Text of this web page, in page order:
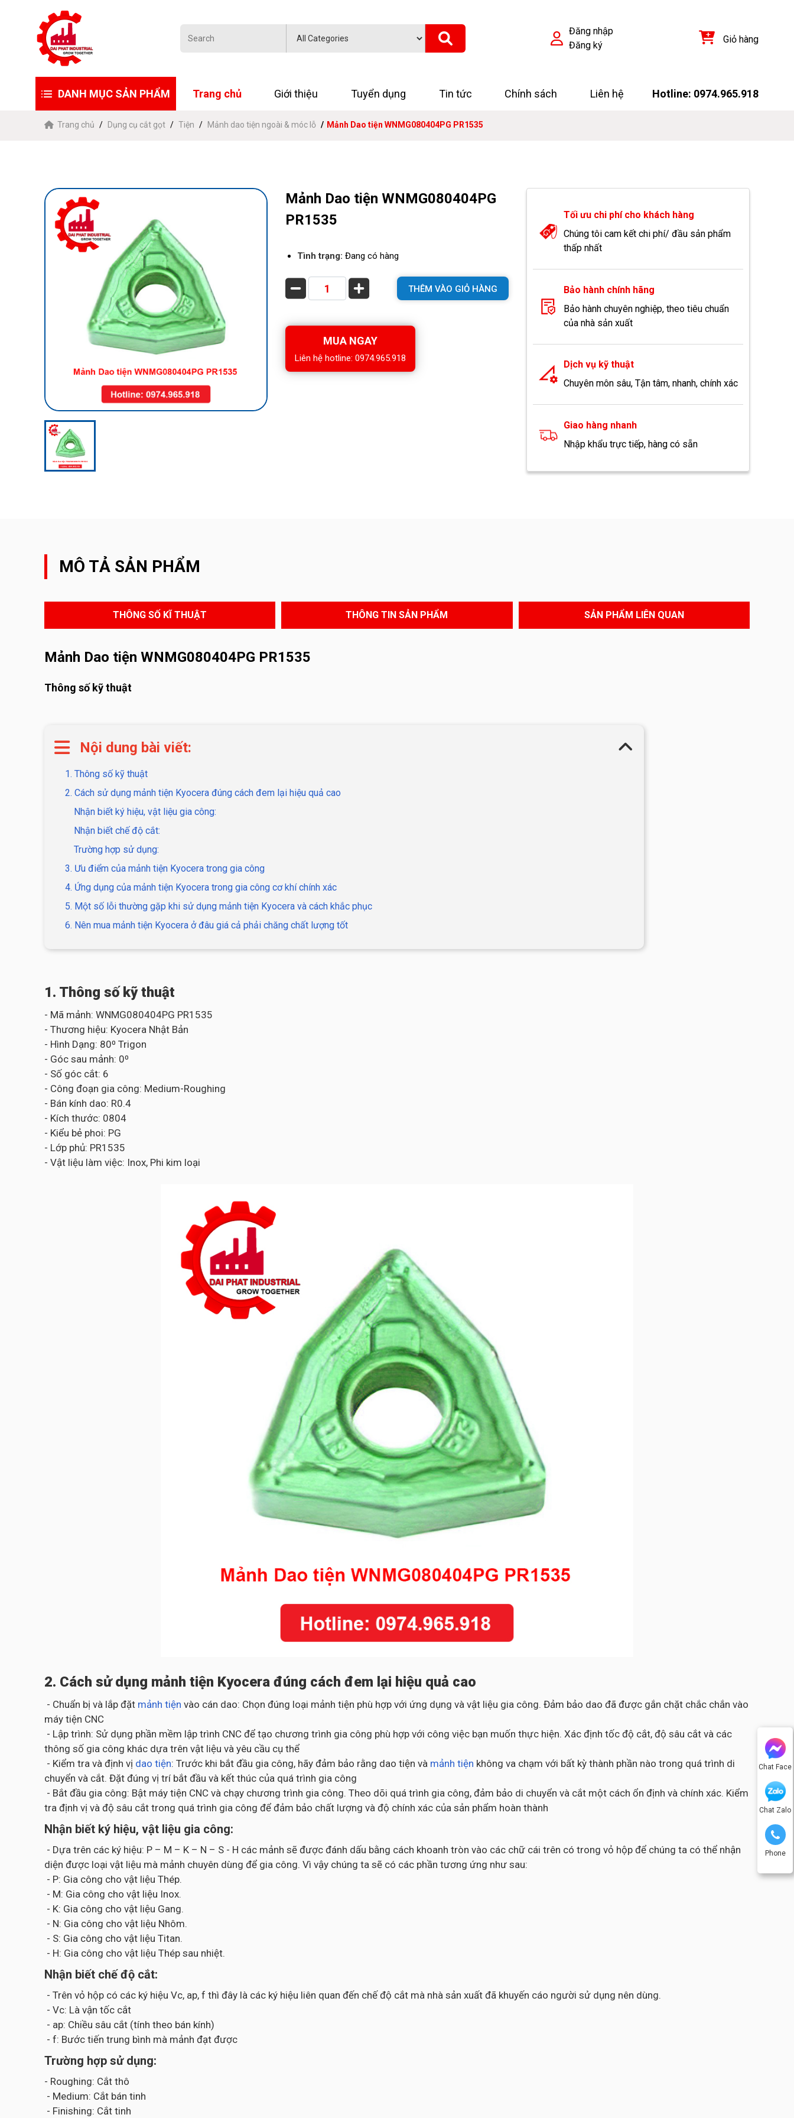
Đăng nhập
Đăng ký
Giỏ hàng
DANH MỤC SẢN PHẨM Trang chủ Giới thiệu Tuyển dụng Tin tức Chính sách Liên hệ Hotline: 0974.965.918
Chat Face
Chat Zalo
Phone
Trang chủ Dụng cụ cắt gọt Tiện Mảnh dao tiện ngoài & móc lỗ Mảnh Dao tiện WNMG080404PG PR1535
Mảnh Dao tiện WNMG080404PG
PR1535
Tình trạng: Đang có hàng
THÊM VÀO GIỎ HÀNG
MUA NGAY
Liên hệ hotline: 0974.965.918
Tối ưu chi phí cho khách hàng
Chúng tôi cam kết chi phí/ đầu sản phẩm
thấp nhất
Bảo hành chính hãng
Bảo hành chuyên nghiệp, theo tiêu chuẩn
của nhà sản xuất
Dịch vụ kỹ thuật
Chuyên môn sâu, Tận tâm, nhanh, chính xác
Giao hàng nhanh
Nhập khẩu trực tiếp, hàng có sẵn
MÔ TẢ SẢN PHẨM
THÔNG SỐ KĨ THUẬT THÔNG TIN SẢN PHẨM SẢN PHẨM LIÊN QUAN
Mảnh Dao tiện WNMG080404PG PR1535
Thông số kỹ thuật
Nội dung bài viết:
1. Thông số kỹ thuật
2. Cách sử dụng mảnh tiện Kyocera đúng cách đem lại hiệu quả cao
Nhận biết ký hiệu, vật liệu gia công:
Nhận biết chế độ cắt:
Trường hợp sử dụng:
3. Ưu điểm của mảnh tiện Kyocera trong gia công
4. Ứng dụng của mảnh tiện Kyocera trong gia công cơ khí chính xác
5. Một số lỗi thường gặp khi sử dụng mảnh tiện Kyocera và cách khắc phục
6. Nên mua mảnh tiện Kyocera ở đâu giá cả phải chăng chất lượng tốt
1. Thông số kỹ thuật
- Mã mảnh: WNMG080404PG PR1535
- Thương hiệu: Kyocera Nhật Bản
- Hình Dạng: 80⁰ Trigon
- Góc sau mảnh: 0⁰
- Số góc cắt: 6
- Công đoạn gia công: Medium-Roughing
- Bán kính dao: R0.4
- Kích thước: 0804
- Kiểu bẻ phoi: PG
- Lớp phủ: PR1535
- Vật liệu làm việc: Inox, Phi kim loại
2. Cách sử dụng mảnh tiện Kyocera đúng cách đem lại hiệu quả cao
- Chuẩn bị và lắp đặt mảnh tiện vào cán dao: Chọn đúng loại mảnh tiện phù hợp với ứng dụng và vật liệu gia công. Đảm bảo dao đã được gắn chặt chắc chắn vào
máy tiện CNC
- Lập trình: Sử dụng phần mềm lập trình CNC để tạo chương trình gia công phù hợp với công việc bạn muốn thực hiện. Xác định tốc độ cắt, độ sâu cắt và các
thông số gia công khác dựa trên vật liệu và yêu cầu cụ thể
- Kiểm tra và định vị dao tiện: Trước khi bắt đầu gia công, hãy đảm bảo rằng dao tiện và mảnh tiện không va chạm với bất kỳ thành phần nào trong quá trình di
chuyển và cắt. Đặt đúng vị trí bắt đầu và kết thúc của quá trình gia công
- Bắt đầu gia công: Bật máy tiện CNC và chạy chương trình gia công. Theo dõi quá trình gia công, đảm bảo di chuyển và cắt một cách ổn định và chính xác. Kiểm
tra định vị và độ sâu cắt trong quá trình gia công để đảm bảo chất lượng và độ chính xác của sản phẩm hoàn thành
Nhận biết ký hiệu, vật liệu gia công:
- Dựa trên các ký hiệu: P – M – K – N – S - H các mảnh sẽ được đánh dấu bằng cách khoanh tròn vào các chữ cái trên có trong vỏ hộp để chúng ta có thể nhận
diện được loại vật liệu mà mảnh chuyên dùng để gia công. Vì vậy chúng ta sẽ có các phần tương ứng như sau:
- P: Gia công cho vật liệu Thép.
- M: Gia công cho vật liệu Inox.
- K: Gia công cho vật liệu Gang.
- N: Gia công cho vật liệu Nhôm.
- S: Gia công cho vật liệu Titan.
- H: Gia công cho vật liệu Thép sau nhiệt.
Nhận biết chế độ cắt:
- Trên vỏ hộp có các ký hiệu Vc, ap, f thì đây là các ký hiệu liên quan đến chế độ cắt mà nhà sản xuất đã khuyến cáo người sử dụng nên dùng.
- Vc: Là vận tốc cắt
- ap: Chiều sâu cắt (tính theo bán kính)
- f: Bước tiến trung bình mà mảnh đạt được
Trường hợp sử dụng:
- Roughing: Cắt thô
- Medium: Cắt bán tinh
- Finishing: Cắt tinh